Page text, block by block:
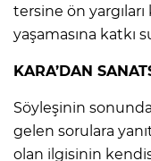
tersine ön yargıları
yaşamasına katkı
KARA’DAN
Söyleşinin
gelen sorulara
olan ilgisinin